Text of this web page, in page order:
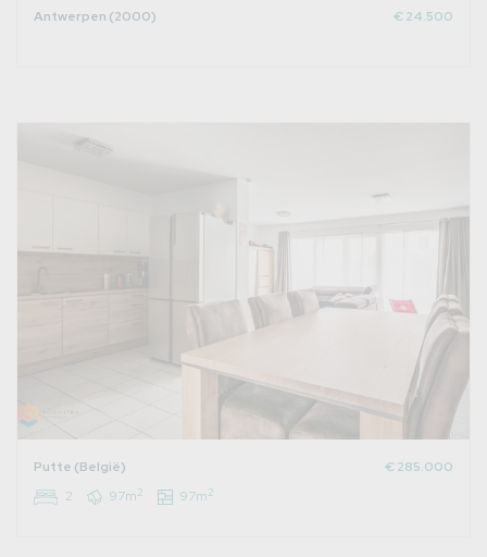
Antwerpen (2000) € 24.500
Putte (België)
€ 285.000
2
97m2 97m2